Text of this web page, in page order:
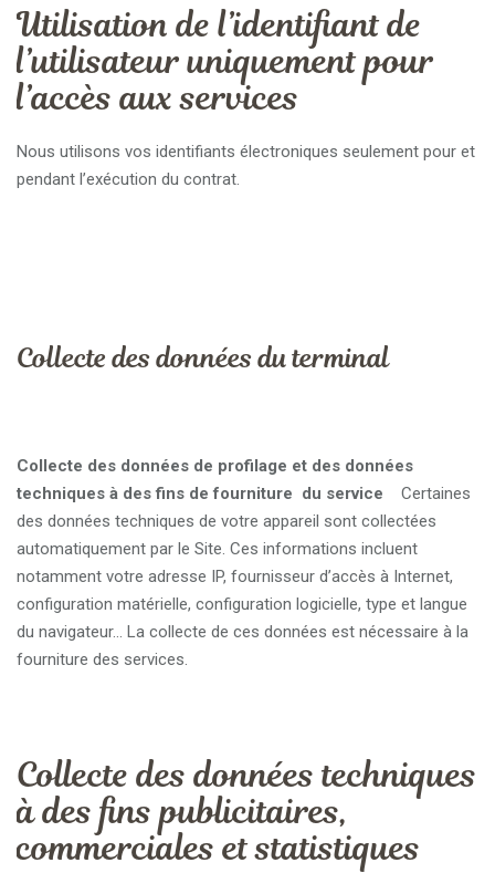
Utilisation de l’identifiant de
l’utilisateur uniquement pour
l’accès aux services
Nous utilisons vos identifiants électroniques seulement pour et
pendant l’exécution du contrat.
Collecte des données du terminal
Collecte des données de profilage et des données
techniques à des fins de fourniture du service Certaines
des données techniques de votre appareil sont collectées
automatiquement par le Site. Ces informations incluent
notamment votre adresse IP, fournisseur d’accès à Internet,
configuration matérielle, configuration logicielle, type et langue
du navigateur… La collecte de ces données est nécessaire à la
fourniture des services.
Collecte des données techniques
à des fins publicitaires,
commerciales et statistiques